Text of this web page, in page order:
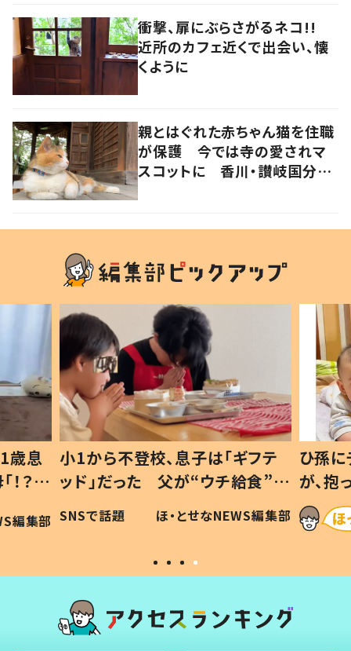
衝撃、扉にぶらさがるネコ!!
近所のカフェ近くで出会い、懐
くように
親とはぐれた赤ちゃん猫を住職
が保護 今では寺の愛されマ
スコットに 香川・讃岐国分寺
フテ
食”を
編集部
ひ孫にデレデレな80歳じいじ
が、抱っこすると…ひ孫の反応に
「涙が出ました」「可愛くて仕方な
い」
ほ・とせなNEWS編集部